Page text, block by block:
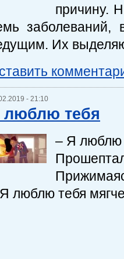
причину.
заболеваний,
Их
- 21:10
люблю тебя
– Я люблю
люблю тебя